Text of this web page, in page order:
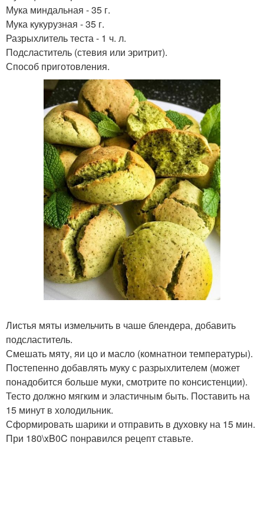
Мука миндальная - 35 г.
Мука кукурузная - 35 г.
Разрыхлитель теста - 1 ч. л.
Подсластитель (стевия или эритрит).
Способ приготовления.
Листья мяты измельчить в чаше блендера, добавить
подсластитель.
Смешать мяту, яи цо и масло (комнатнои температуры).
Постепенно добавлять муку с разрыхлителем (может
понадобится больше муки, смотрите по консистенции).
Тесто должно мягким и эластичным быть. Поставить на
15 минут в холодильник.
Сформировать шарики и отправить в духовку на 15 мин.
При 180\xB0C понравился рецепт ставьте.